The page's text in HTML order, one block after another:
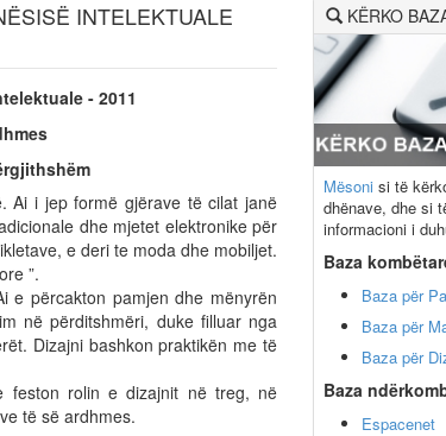
INTELEKTUALE
- 2011
Ai i jep formë gjërave të cilat janë
dhe mjetet elektronike për
e deri te moda dhe mobiljet.
”.
e përcakton pamjen dhe mënyrën
në përditshmëri, duke filluar nga
Dizajni bashkon praktikën me të
feston rolin e dizajnit në treg, në
të së ardhmes.
KËRKO
Mësoni si të
dhënave, dhe si
informacioni i
Baza
Baza për
Baza për
Baza për
Baza
Espacenet